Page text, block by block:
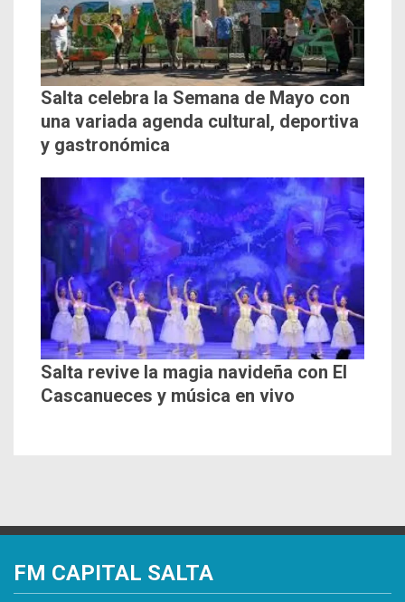
Salta celebra la Semana de Mayo con
una variada agenda cultural, deportiva
y gastronómica
Salta revive la magia navideña con El
Cascanueces y música en vivo
FM CAPITAL SALTA